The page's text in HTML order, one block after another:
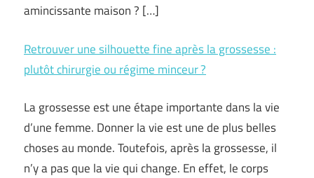
amincissante maison ? […]
Retrouver une silhouette fine après la grossesse :
plutôt chirurgie ou régime minceur ?
La grossesse est une étape importante dans la vie
d’une femme. Donner la vie est une de plus belles
choses au monde. Toutefois, après la grossesse, il
n’y a pas que la vie qui change. En effet, le corps